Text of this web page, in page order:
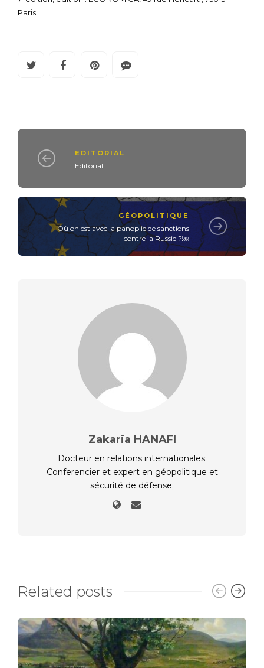
Paris.
EDITORIAL
Editorial
GÉOPOLITIQUE
Où on est avec la panoplie de sanctions
contre la Russie ?￼
Zakaria HANAFI
Docteur en relations internationales;
Conferencier et expert en géopolitique et
sécurité de défense;
Related posts